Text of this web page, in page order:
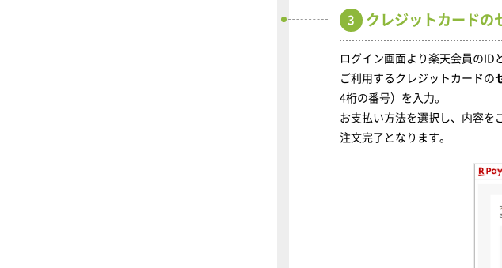
3 クレジットカードの
ログイン画面より楽天会員のID
ご利用するクレジットカードの
4桁の番号）を入力。
お支払い方法を選択し、内容を
注文完了となります。